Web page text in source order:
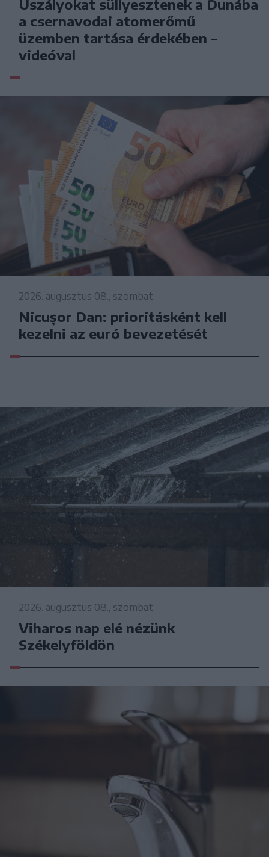
Uszályokat süllyesztenek a Dunába
a csernavodai atomerőmű
üzemben tartása érdekében –
videóval
2026. augusztus 08., szombat
Nicușor Dan: prioritásként kell
kezelni az euró bevezetését
2026. augusztus 08., szombat
Viharos nap elé nézünk
Székelyföldön